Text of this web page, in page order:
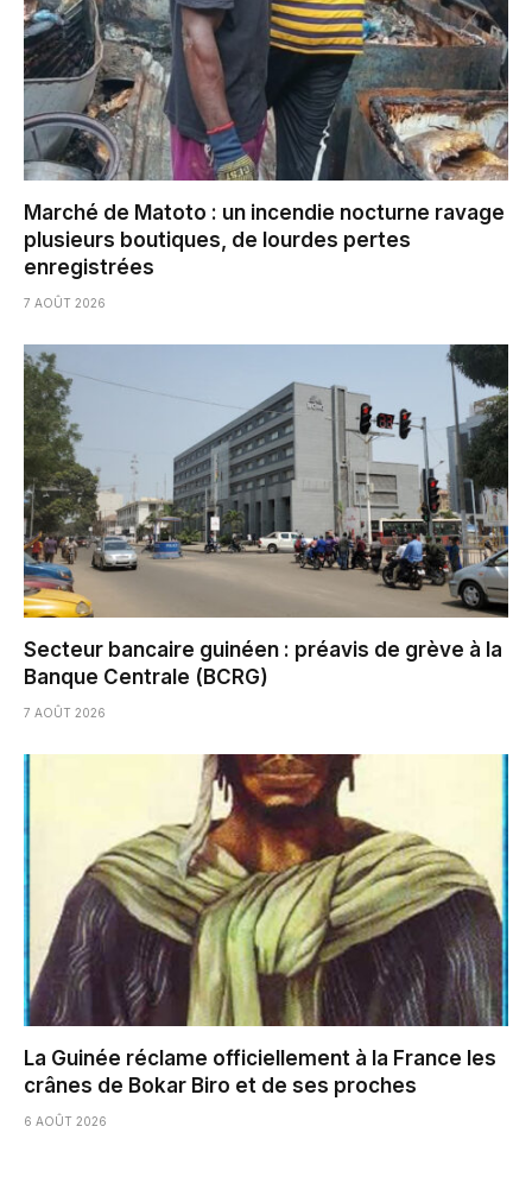
Marché de Matoto : un incendie nocturne ravage
plusieurs boutiques, de lourdes pertes
enregistrées
7 AOÛT 2026
Secteur bancaire guinéen : préavis de grève à la
Banque Centrale (BCRG)
7 AOÛT 2026
La Guinée réclame officiellement à la France les
crânes de Bokar Biro et de ses proches
6 AOÛT 2026